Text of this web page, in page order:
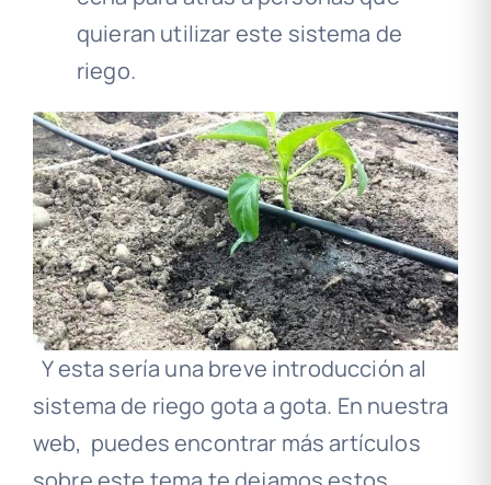
quieran utilizar este sistema de
riego.
Y esta sería una breve introducción al
sistema de riego gota a gota. En nuestra
web, puedes encontrar más artículos